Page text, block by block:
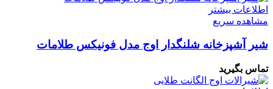
اطلاعات بیشتر
مشاهده سریع
شیر آشپزخانه شلنگدار اوج مدل فونیکس طلامات
تماس بگیرید